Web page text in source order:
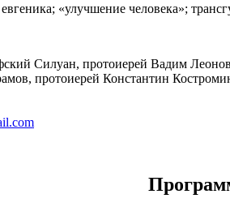
евгеника; «улучшение человека»;
Силуан, протоиерей Вадим
протоиерей Константин